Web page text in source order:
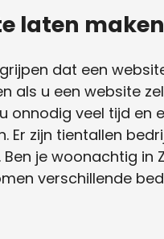
laten
dat een
als u een website
onnodig veel tijd
Er zijn tientallen
je woonachtig in
verschillende